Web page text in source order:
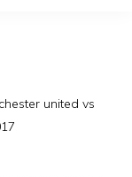
united vs